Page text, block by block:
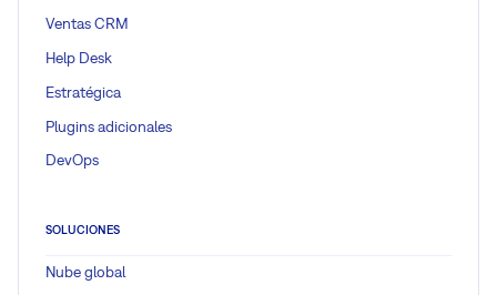
Ventas CRM
Help Desk
Estratégica
Plugins adicionales
DevOps
SOLUCIONES
Nube global